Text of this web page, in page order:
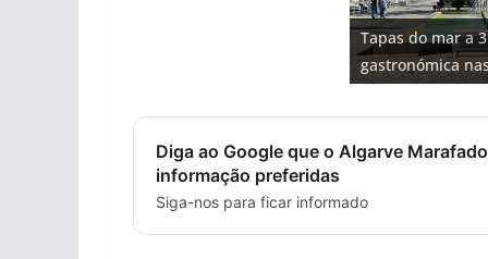
Tapas do mar a
gastronómica
Foto do dia:
entre redes e
Projeto
milhões de
hotéis (com
Tempestades
arribas em risco
Milagre da
Algarve voltam a
Diga ao Google que o Algarve
informação preferidas
Siga-nos para ficar informado